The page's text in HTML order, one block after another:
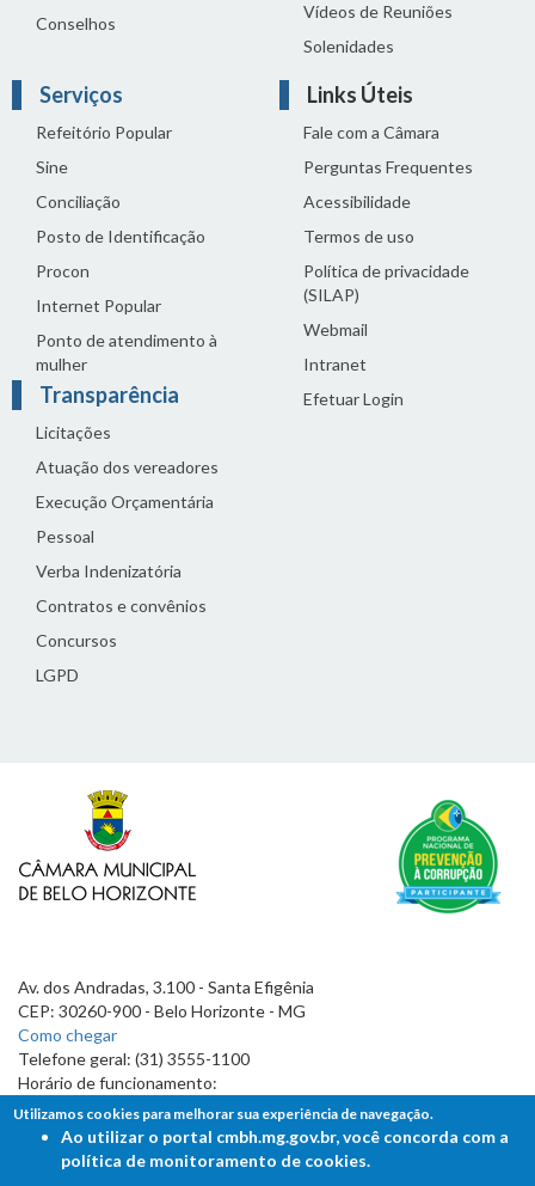
Conselhos
Vídeos de Reuniões
Solenidades
Serviços
Refeitório Popular
Sine
Conciliação
Posto de Identificação
Procon
Internet Popular
Ponto de atendimento à
mulher
Transparência
Licitações
Atuação dos vereadores
Execução Orçamentária
Pessoal
Verba Indenizatória
Contratos e convênios
Concursos
LGPD
Links Úteis
Fale com a Câmara
Perguntas Frequentes
Acessibilidade
Termos de uso
Política de privacidade
(SILAP)
Webmail
Intranet
Efetuar Login
Av. dos Andradas, 3.100 - Santa Efigênia
CEP: 30260-900 - Belo Horizonte - MG
Como chegar
Telefone geral: (31) 3555-1100
Horário de funcionamento:
7h às 19h
Utilizamos cookies para melhorar sua experiência de navegação.
Ao utilizar o portal cmbh.mg.gov.br, você concorda com a
política de monitoramento de cookies.